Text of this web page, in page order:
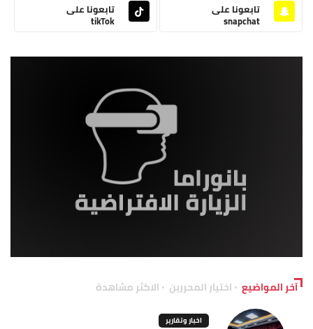
تابعونا على
snapchat
تابعونا على
tikTok
آخر المواضيع اختيار المحررين الاكثر مشاهدة
اخبار وتقارير